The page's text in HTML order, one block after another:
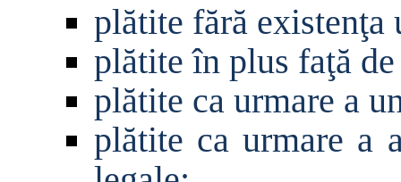
plătite fără existenţa
plătite în plus faţă
plătite ca urmare a
plătite ca urmare a